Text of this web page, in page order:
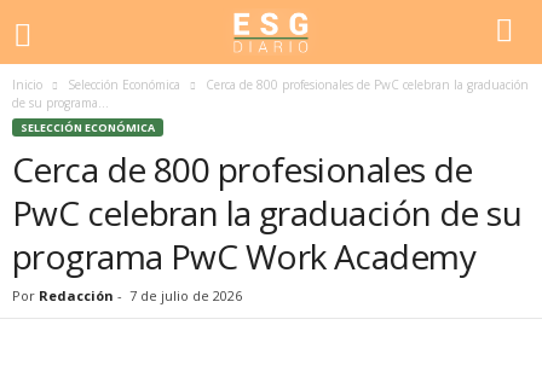
Inicio Selección Económica
Cerca de 800 profesionales de PwC celebran la graduación
de su programa...
SELECCIÓN ECONÓMICA
Cerca de 800 profesionales de
PwC celebran la graduación de su
programa PwC Work Academy
Por Redacción - 7 de julio de 2026